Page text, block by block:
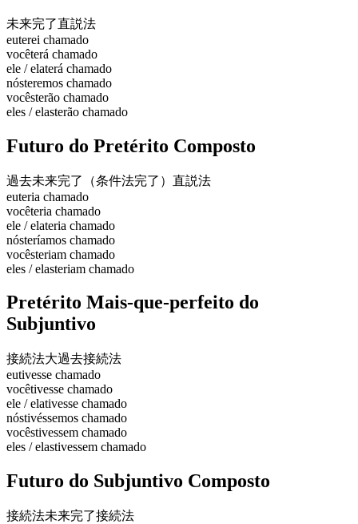
未来完了直説法
euterei chamado
vocêterá chamado
ele / elaterá chamado
nósteremos chamado
vocêsterão chamado
eles / elasterão chamado
Futuro do Pretérito Composto
過去未来完了（条件法完了） 直説法
euteria chamado
vocêteria chamado
ele / elateria chamado
nósteríamos chamado
vocêsteriam chamado
eles / elasteriam chamado
Pretérito Mais-que-perfeito do
Subjuntivo
接続法大過去接続法
eutivesse chamado
vocêtivesse chamado
ele / elativesse chamado
nóstivéssemos chamado
vocêstivessem chamado
eles / elastivessem chamado
Futuro do Subjuntivo Composto
接続法未来完了接続法